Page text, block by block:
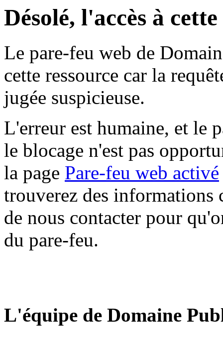
Désolé, l'accès à
Le pare-feu web de
cette ressource car la
jugée suspicieuse.
L'erreur est humaine, et le
le blocage n'est pas
la page Pare-feu web activé
trouverez des informations
de nous contacter pour
du pare-feu.
L'équipe de Domaine